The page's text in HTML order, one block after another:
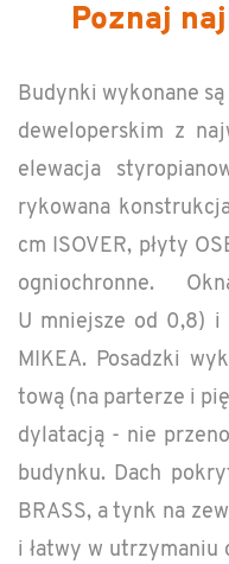
Poznaj
Bu­dynki wyko­nane
dewelop­er­skim z
elewacja
rykowana
cm ISOVER, płyty
ogniochronne.
U mniejsze od 0,8) i
MIKEA. Posadzki
tową (na parterze i
dy­lat­acją - nie
bu­dynku. Dach
BRASS, a tynk na
i łatwy w